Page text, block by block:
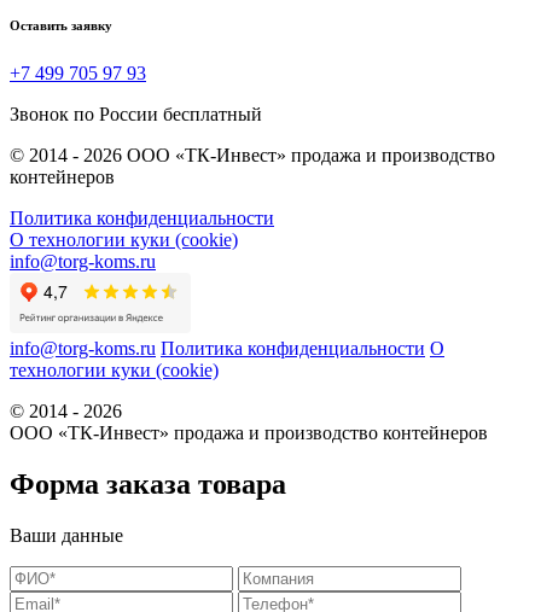
Оставить заявку
+7 499 705 97 93
Звонок по России бесплатный
© 2014 - 2026 ООО «ТК-Инвест» продажа и производство
контейнеров
Политика конфиденциальности
О технологии куки (cookie)
info@torg-koms.ru
info@torg-koms.ru Политика конфиденциальности О
технологии куки (cookie)
© 2014 - 2026
ООО «ТК-Инвест» продажа и производство контейнеров
Форма заказа товара
Ваши данные